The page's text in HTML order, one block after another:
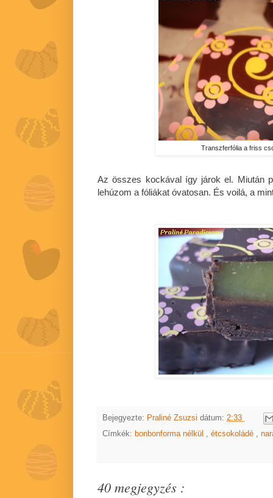
Transzferfólia a friss
Az összes kockával így járok el. Miután
lehúzom a fóliákat óvatosan. És voilá, a
Bejegyezte: Praliné Zsuzsi dátum: 2:33
Címkék: bonbonforma nélkül , étcsokoládé ,
40 megjegyzés :